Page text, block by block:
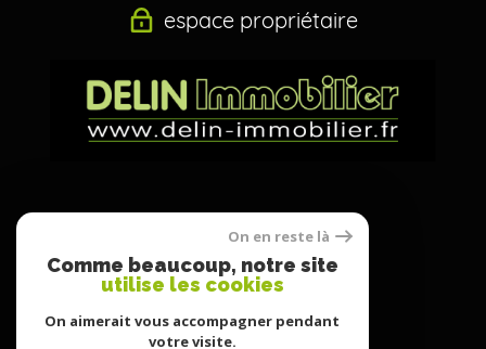
espace propriétaire
Nous
suivre
On en reste là
Comme beaucoup, notre site
utilise les cookies
On aimerait vous accompagner pendant
votre visite.